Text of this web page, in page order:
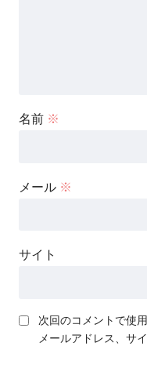
名前 ※
メール ※
サイト
次回のコメントで使
メールアドレス、サ